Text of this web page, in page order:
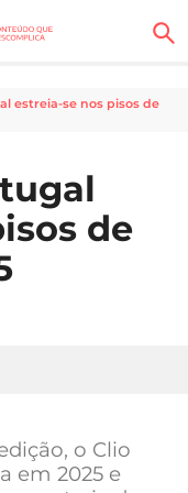
estreia-se nos pisos de
de
o Clio
em 2025 e